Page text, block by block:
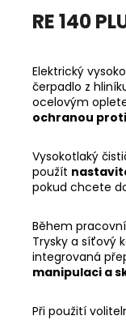
RE 140
Elektrický
čerpadlo z
ocelovým
ochranou
Vysokotlaký
použít
pokud chcete
Během
Trysky a síťový
integrovaná
manipulaci a
Při použití